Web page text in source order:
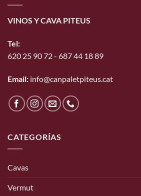
VINOS Y CAVA PITEUS
Tel:
620 25 90 72- 687 44 18 89
Email: info@canpaletpiteus.cat
CATEGORÍAS
Cavas
Vermut